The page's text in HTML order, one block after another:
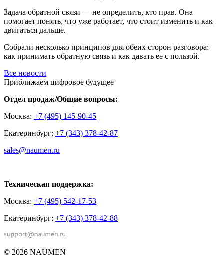
Задача обратной связи — не определить, кто прав. Она
помогает понять, что уже работает, что стоит изменить и как
двигаться дальше.
Собрали несколько принципов для обеих сторон разговора:
как принимать обратную связь и как давать ее с пользой.
Все новости
Приближаем цифровое будущее
Отдел продаж/Общие вопросы:
Москва: +7 (495) 145-90-45
Екатеринбург: +7 (343) 378-42-87
sales@naumen.ru
Техническая поддержка:
Москва: +7 (495) 542-17-53
Екатеринбург: +7 (343) 378-42-88
© 2026 NAUMEN